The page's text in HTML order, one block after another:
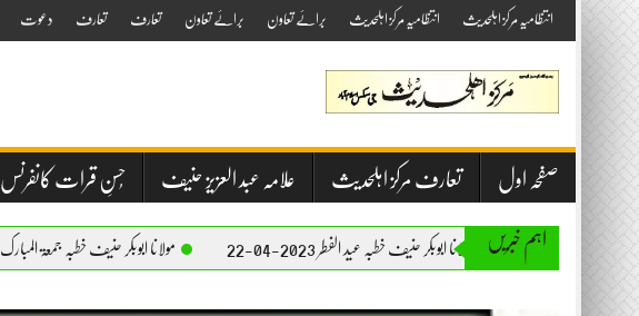
Skip
to
content
انتظامیہ مرکز اہلحدیث انتظامیہ مرکز اہلحدیث برائے تعاون برائے تعاون تعارف تعارف دعوت
صفحہ اول تعارف مرکز اہلحدیث علامہ عبد العزیز حنیف حُسنِ قرات کانفرنس
اہم خبریں
مولانا ابوبکر حنیف خطبہ عید الفطر 2023-04-22 مولانا ابوبکر حنیف خطبہ جمعۃ المبارک 2023-04-21